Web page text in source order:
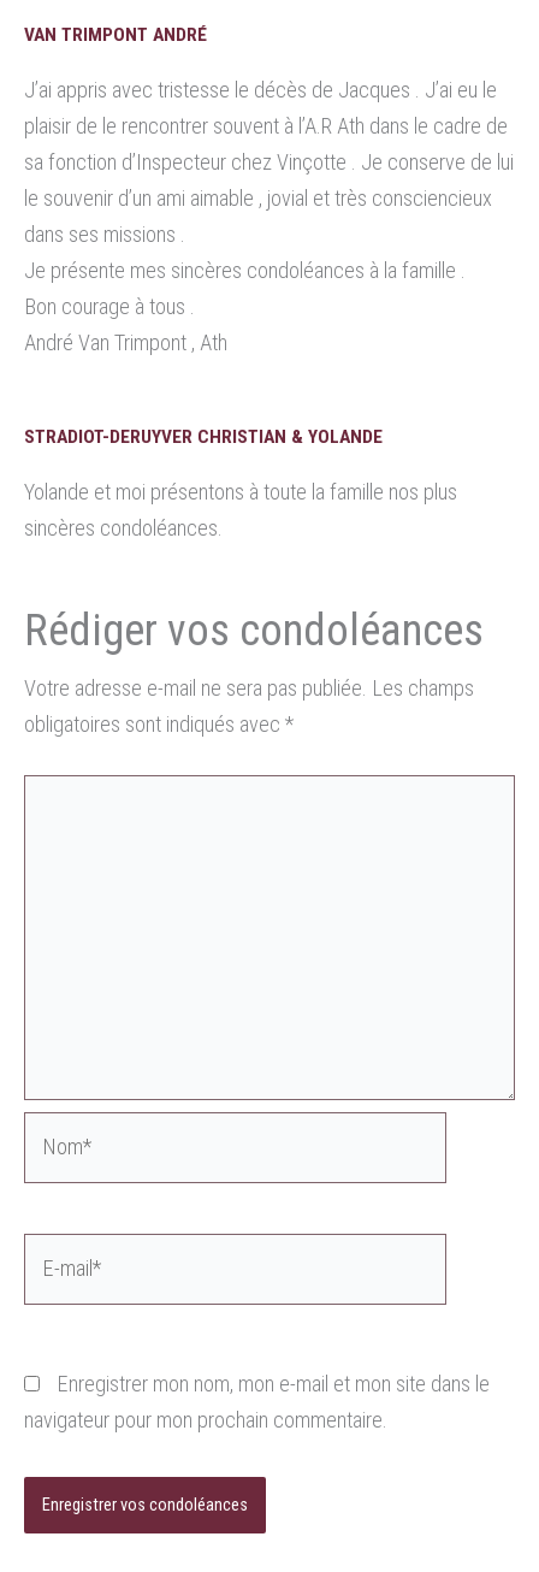
VAN TRIMPONT ANDRÉ
J’ai appris avec tristesse le décès de Jacques . J’ai eu le
plaisir de le rencontrer souvent à l’A.R Ath dans le cadre de
sa fonction d’Inspecteur chez Vinçotte . Je conserve de lui
le souvenir d’un ami aimable , jovial et très consciencieux
dans ses missions .
Je présente mes sincères condoléances à la famille .
Bon courage à tous .
André Van Trimpont , Ath
STRADIOT-DERUYVER CHRISTIAN & YOLANDE
Yolande et moi présentons à toute la famille nos plus
sincères condoléances.
Votre adresse e-mail ne sera pas publiée. Les champs
obligatoires sont indiqués avec *
Enregistrer mon nom, mon e-mail et mon site dans le
navigateur pour mon prochain commentaire.